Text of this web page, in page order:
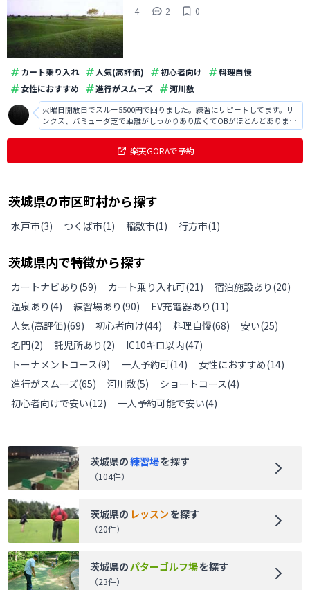
4
2 0
カート乗り入れ 人気(高評価) 初心者向け
料理自慢
女性におすすめ
進行がスムーズ 河川敷
火曜日開放日でスルー5500円で回りました。練習にリピートしてます。リ
ンクス、バミューダ芝で距離がしっかりあり広くてOBがほとんどありませ
ん。気持ちよく振れます。台風でたまに水没しますww
楽天GORAで予約
茨城県の市区町村から探す
水戸市(3) つくば市(1) 稲敷市(1) 行方市(1)
茨城県内で特徴から探す
カートナビあり (59) カート乗り入れ可(21) 宿泊施設あり (20)
温泉あり (4) 練習場あり (90) EV充電器あり (11)
人気(高評価)(69) 初心者向け(44) 料理自慢(68) 安い(25)
名門(2) 託児所あり (2) IC10キロ以内(47)
トーナメントコース(9) 一人予約可(14) 女性におすすめ(14)
進行がスムーズ(65) 河川敷(5) ショートコース(4)
初心者向けで安い(12) 一人予約可能で安い(4)
茨城県の練習場を探す
（104件）
茨城県の レッスンを探す
（20件）
茨城県のパターゴルフ場を探す
（23件）